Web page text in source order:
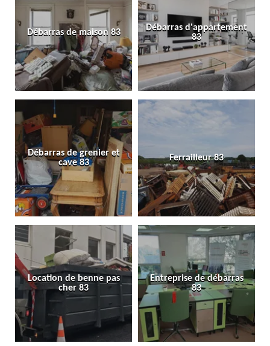
Débarras de maison 83
Débarras d'appartement
83
Débarras de grenier et
cave 83
Ferrailleur 83
Location de benne pas
cher 83
Entreprise de débarras
83